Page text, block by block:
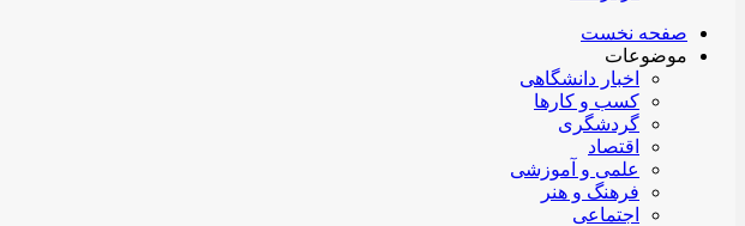
صفحه نخست
موضوعات
اخبار دانشگاهی
کسب و کارها
گردشگری
اقتصاد
علمی و آموزشی
فرهنگ و هنر
اجتماعی